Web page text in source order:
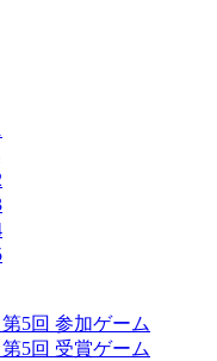
5回 参加ゲーム
5回 受賞ゲーム